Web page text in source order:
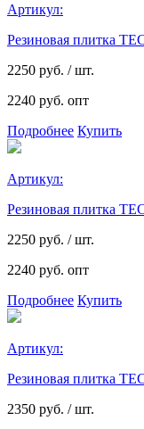
Артикул:
Резиновая плитка
2250 руб. / шт.
2240 руб. опт
Подробнее Купить
Артикул:
Резиновая плитка
2250 руб. / шт.
2240 руб. опт
Подробнее Купить
Артикул:
Резиновая плитка
2350 руб. / шт.